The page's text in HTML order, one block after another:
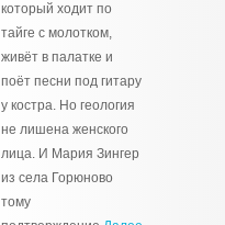
который ходит по
тайге с молотком,
живёт в палатке и
поёт песни под гитару
у костра. Но геология
не лишена женского
лица. И Мария Зингер
из села Горюново
тому